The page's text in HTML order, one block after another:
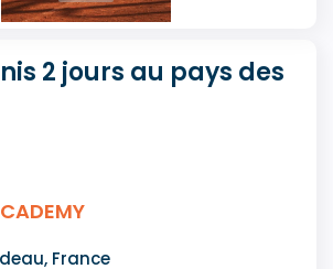
2 jours au pays des
France